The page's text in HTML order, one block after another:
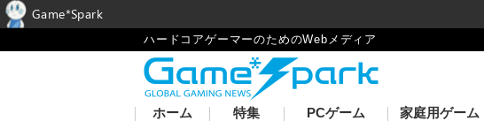
ハードコアゲーマーのためのWebメディア
ホーム 特集 PCゲーム 家庭用ゲーム
Game*Spark